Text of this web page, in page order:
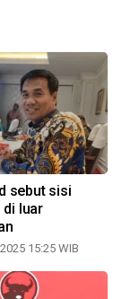
sebut sisi
di luar
15:25 WIB